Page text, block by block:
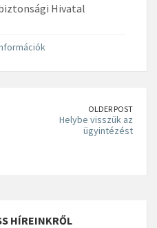
Hivatal
OLDER POST
Helybe visszük az
ügyintézést
HÍREINKRŐL